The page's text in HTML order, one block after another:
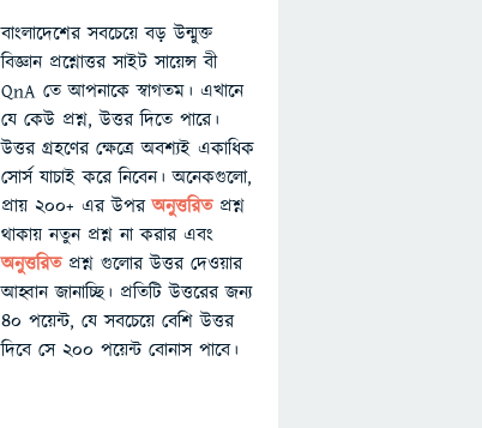
বাংলাদেশের সবচেয়ে বড় উন্মুক্ত
বিজ্ঞান প্রশ্নোত্তর সাইট সায়েন্স বী
QnA তে আপনাকে স্বাগতম। এখানে
যে কেউ প্রশ্ন, উত্তর দিতে পারে।
উত্তর গ্রহণের ক্ষেত্রে অবশ্যই একাধিক
সোর্স যাচাই করে নিবেন। অনেকগুলো,
প্রায় ২০০+ এর উপরঅনুত্তরিতপ্রশ্ন
থাকায় নতুন প্রশ্ন না করার এবং
অনুত্তরিত প্রশ্ন গুলোর উত্তর দেওয়ার
আহ্বান জানাচ্ছি। প্রতিটি উত্তরের জন্য
৪০ পয়েন্ট, যে সবচেয়ে বেশি উত্তর
দিবে সে ২০০ পয়েন্ট বোনাস পাবে।